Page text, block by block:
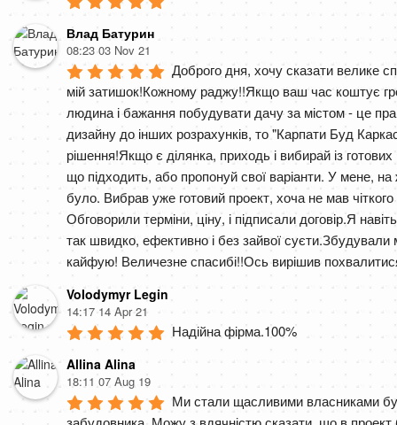
Влад Батурин
08:23 03 Nov 21
Доброго дня, хочу сказати велике
мій затишок!Кожному раджу!!Якщо ваш час коштує
людина і бажання побудувати дачу за містом - це
дизайну до інших розрахунків, то "Карпати Буд
рішення!Якщо є ділянка, приходь і вибирай із готових
що підходить, або пропонуй свої варіанти. У мене,
було. Вибрав уже готовий проект, хоча не мав чіткого
Обговорили терміни, ціну, і підписали договір.Я
так швидко, ефективно і без зайвої суєти.Збудували
кайфую! Величезне спасибі!!Ось вирішив
Volodymyr Legin
14:17 14 Apr 21
Надійна фірма.100%
Allina Alina
18:11 07 Aug 19
Ми стали щасливими власниками